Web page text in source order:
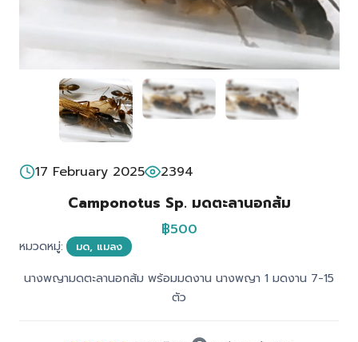
17 February 2025 2394
Camponotus Sp. มดตะลานอกส้ม
฿500
หมวดหมู่: มด, แมลง
นางพญามดตะลานอกส้ม พร้อมมดงาน นางพญา 1 มดงาน 7-15
ตัว